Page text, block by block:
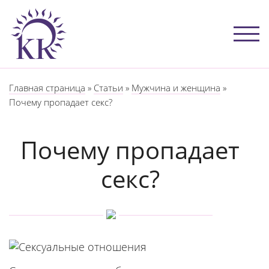
Главная страница » Статьи » Мужчина и женщина »
Почему пропадает секс?
Почему пропадает
секс?